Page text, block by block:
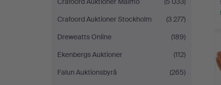
Crafoord Auktioner Stockholm
(3 277)
Dreweatts Online
(189)
Ekenbergs Auktioner
(112)
Falun Auktionsbyrå
(265)